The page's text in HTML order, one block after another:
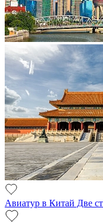
Авиатур в Китай Две